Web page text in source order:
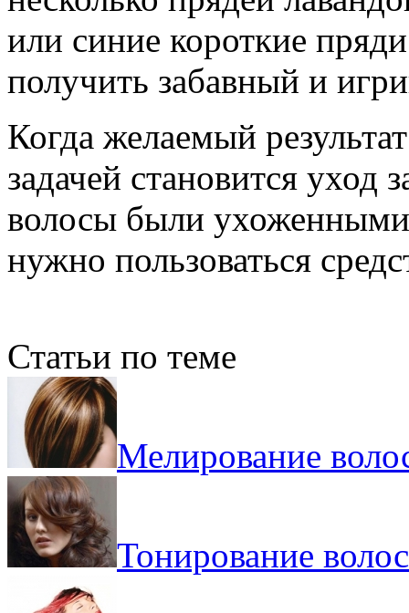
или синие короткие
получить забавный и
Когда желаемый
задачей становится уход
волосы были
нужно пользоваться
Статьи по теме
Мелирование
Тонирование